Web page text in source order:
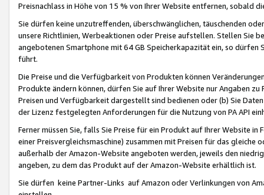
Preisnachlass in Höhe von 15 % von Ihrer Website entfernen, sobald
Sie dürfen keine unzutreffenden, überschwänglichen, täuschenden
unsere Richtlinien, Werbeaktionen oder Preise aufstellen. Stellen Sie
angebotenen Smartphone mit 64 GB Speicherkapazität ein, so dürfen
führt.
Die Preise und die Verfügbarkeit von Produkten können
Produkte ändern können, dürfen Sie auf Ihrer Website nur Angaben
Preisen und Verfügbarkeit dargestellt sind bedienen oder (b) Sie
der Lizenz festgelegten Anforderungen für die Nutzung von PA API
Ferner müssen Sie, falls Sie Preise für ein Produkt auf Ihrer Website
einer Preisvergleichsmaschine) zusammen mit Preisen für das
außerhalb der Amazon-Website angeboten werden, jeweils den
angeben, zu dem das Produkt auf der Amazon-Website erhältlich ist.
Sie dürfen keine Partner-Links auf Amazon oder Verlinkungen von